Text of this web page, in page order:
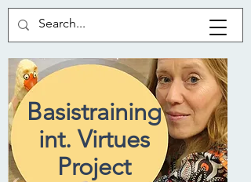
Basistraining
int. Virtues
Project